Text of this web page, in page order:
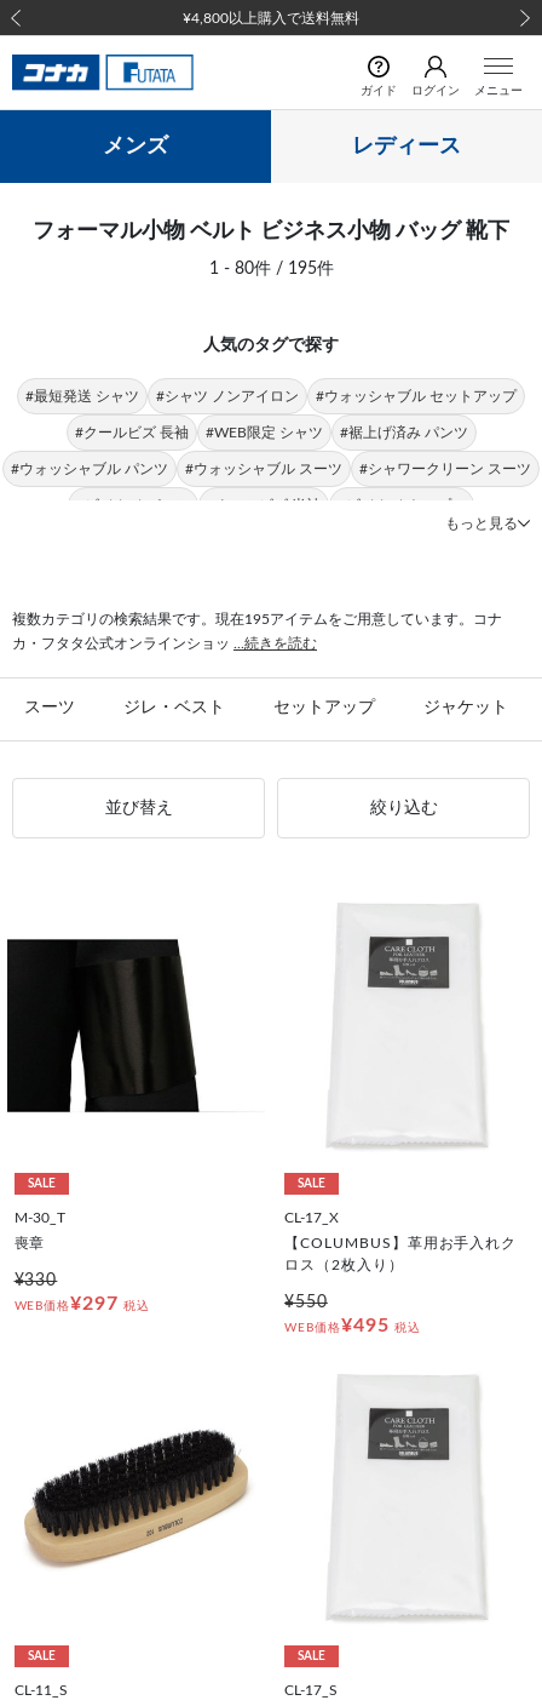
¥4,800以上購入で送料無料
前の画像
ガイド ログイン メニュー
メンズ レディース
フォーマル小物 ベルト ビジネス小物 バッグ 靴下
1 - 80件 / 195件
人気のタグで探す
#最短発送 シャツ #シャツ ノンアイロン #ウォッシャブル セットアップ
#クールビズ 長袖 #WEB限定 シャツ #裾上げ済み パンツ
#ウォッシャブル パンツ #ウォッシャブル スーツ #シャワークリーン スーツ
#ビジカジ パンツ #クールビズ 半袖 #ビジカジ トップス
#スーツ フォーマル
もっと見る
複数カテゴリの検索結果です。現在195アイテムをご用意しています。コナ
カ・フタタ公式オンラインショッ
...続きを読む
スーツ ジレ・ベスト セットアップ ジャケット
並び替え 絞り込む
SALE
M-30_T
喪章
¥330
WEB価格¥297 税込
SALE
CL-17_X
【COLUMBUS】革用お手入れク
ロス（2枚入り）
¥550
WEB価格¥495 税込
SALE
CL-11_S
SALE
CL-17_S